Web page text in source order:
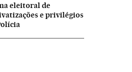
eleitoral de
e privilégios